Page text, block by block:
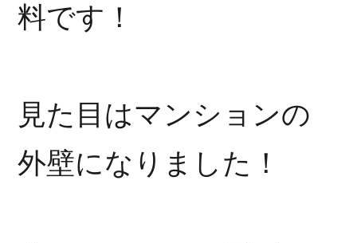
料です！
見た目はマンションの
外壁になりました！